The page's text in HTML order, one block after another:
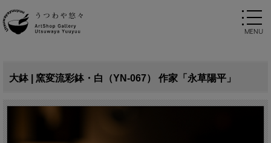
大鉢 | 窯変流彩鉢・白（YN-067） 作家「永草陽平」